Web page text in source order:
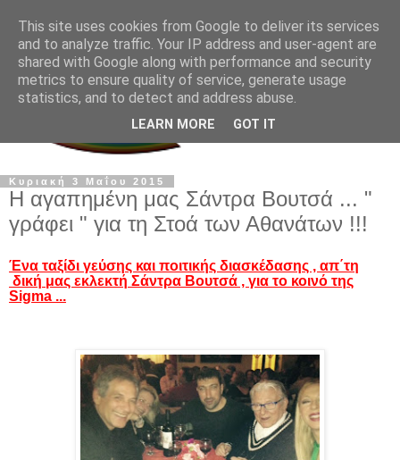
Κυριακή 3 Μαΐου 2015
H αγαπημένη μας Σάντρα Βουτσά ... "
γράφει " για τη Στοά των Αθανάτων !!!
Ένα ταξίδι γεύσης και ποιτικής διασκέδασης , απ΄τη
δική μας εκλεκτή Σάντρα Βουτσά , για το κοινό της
Sigma ...
This site uses cookies from Google to deliver its services
and to analyze traffic. Your IP address and user-agent are
shared with Google along with performance and security
metrics to ensure quality of service, generate usage
statistics, and to detect and address abuse.
LEARN MORE GOT IT